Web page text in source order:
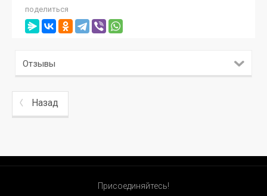
поделиться
Отзывы
Назад
Присоединяйтесь!